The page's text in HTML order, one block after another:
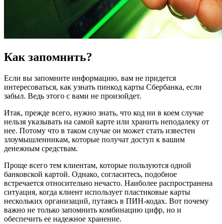
Как запомнить?
Если вы запомните информацию, вам не придется
интересоваться, как узнать пинкод карты Сбербанка, если
забыл. Ведь этого с вами не произойдет.
Итак, прежде всего, нужно знать, что код ни в коем случае
нельзя указывать на самой карте или хранить неподалеку от
нее. Потому что в таком случае он может стать известен
злоумышленникам, которые получат доступ к вашим
денежным средствам.
Проще всего тем клиентам, которые пользуются одной
банковской картой. Однако, согласитесь, подобное
встречается относительно нечасто. Наиболее распространена
ситуация, когда клиент использует пластиковые карты
нескольких организаций, путаясь в ПИН-кодах. Вот почему
важно не только запомнить комбинацию цифр, но и
обеспечить ее надежное хранение.